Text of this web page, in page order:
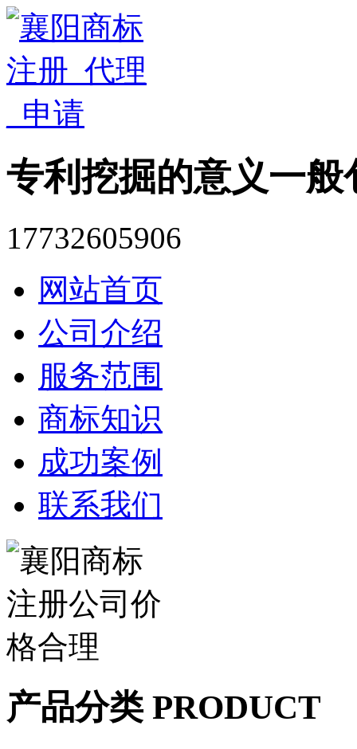
专利挖掘的意义一般
17732605906
网站首页
公司介绍
服务范围
商标知识
成功案例
联系我们
产品分类 PRODUCT